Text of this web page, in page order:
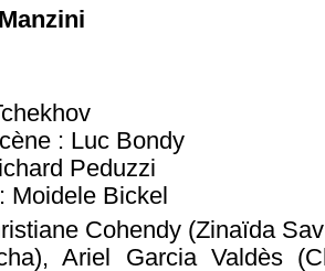
: Luc Bondy
Peduzzi
Moidele Bickel
Cohendy (Zinaïda
Ariel Garcia Valdès